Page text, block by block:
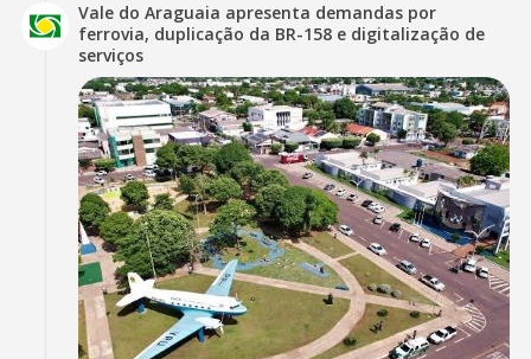
Vale do Araguaia apresenta demandas por
ferrovia, duplicação da BR-158 e digitalização de
serviços